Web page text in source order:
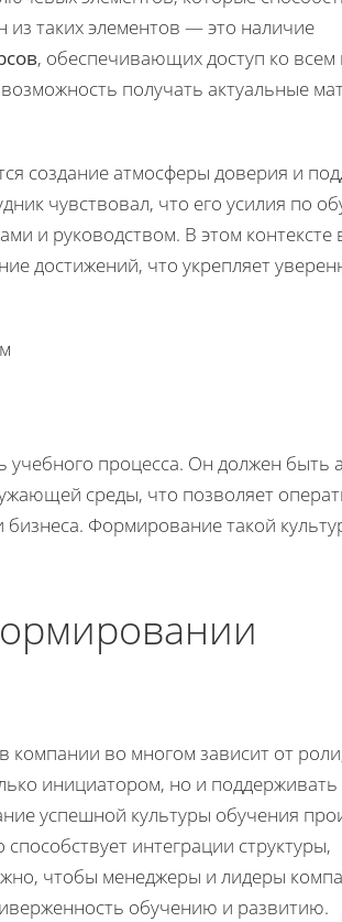
таких элементов — это наличие
, обеспечивающих доступ ко
получать актуальные
создание атмосферы доверия и
чувствовал, что его усилия по
и руководством. В этом
достижений, что укрепляет
учебного процесса. Он должен быть
среды, что позволяет
Формирование такой
компании во многом зависит от
инициатором, но и
успешной культуры обучения
интеграции структуры,
чтобы менеджеры и лидеры
обучению и развитию.